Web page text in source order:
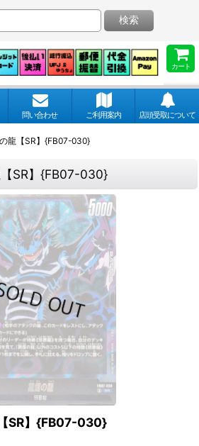
カート
検索
問い合わせ ご利用案内 店頭受取について
龍【SR】{FB07-030}
【SR】{FB07-030}
SR】{FB07-030}